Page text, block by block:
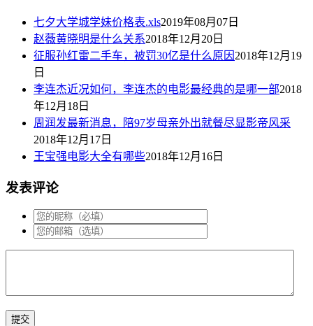
七夕大学城学妹价格表.xls2019年08月07日
赵薇黄晓明是什么关系2018年12月20日
征服孙红雷二手车，被罚30亿是什么原因 2018年12月19
日
李连杰近况如何，李连杰的电影最经典的是哪一部2018
年12月18日
周润发最新消息，陪97岁母亲外出就餐尽显影帝风采
2018年12月17日
王宝强电影大全有哪些2018年12月16日
发表评论